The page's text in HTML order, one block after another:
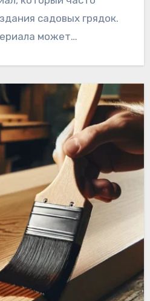
садовых грядок.
может…